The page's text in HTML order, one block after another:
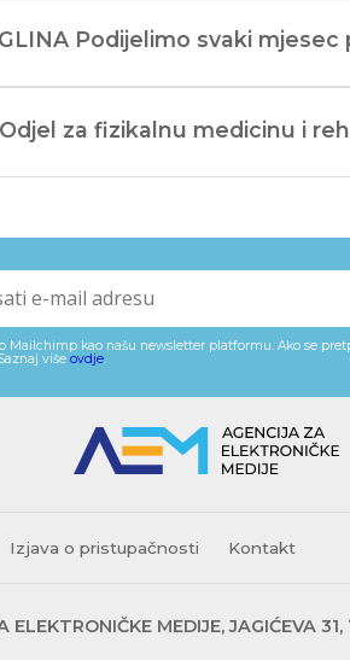
Podijelimo svaki
Odjel za fizikalnu medicinu i
Mailchimp kao našu newsletter platformu. Ako se
više ovdje.
Izjava o pristupačnosti Kontakt
MEDIJE, JAGIĆEVA